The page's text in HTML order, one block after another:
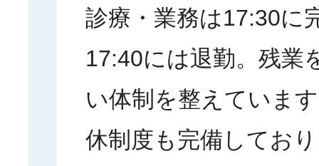
診療・業務は17:30に
17:40には退勤。残業
い体制を整えていま
休制度も完備してお